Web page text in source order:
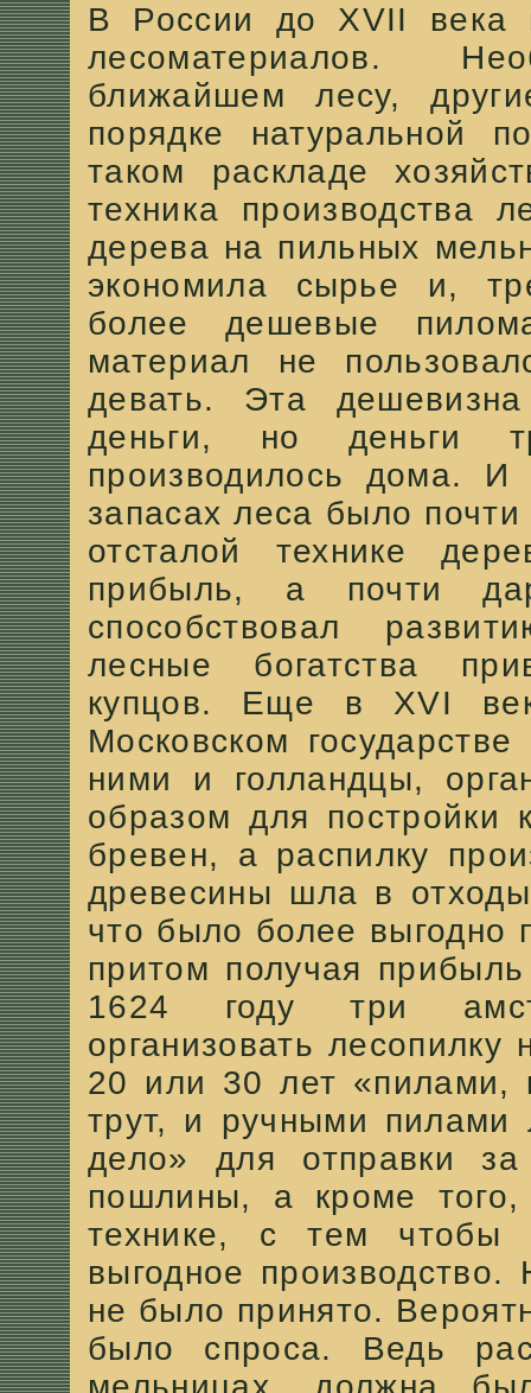
В России до XVII века
лесоматериалов.
ближайшем лесу,
порядке натуральной
таком раскладе
техника производства
дерева на пильных
экономила сырье и,
более дешевые
материал не
девать. Эта
деньги, но деньги
производилось дома. И
запасах леса было
отсталой технике
прибыль, а почти
способствовал
лесные богатства
купцов. Еще в XVI
Московском
ними и голландцы,
образом для постройки
бревен, а распилку
древесины шла в
что было более выгодно
притом получая
1624 году три
организовать
20 или 30 лет «пилами,
трут, и ручными пилами
дело» для отправки
пошлины, а кроме того,
технике, с тем чтобы
выгодное
не было принято.
было спроса. Ведь